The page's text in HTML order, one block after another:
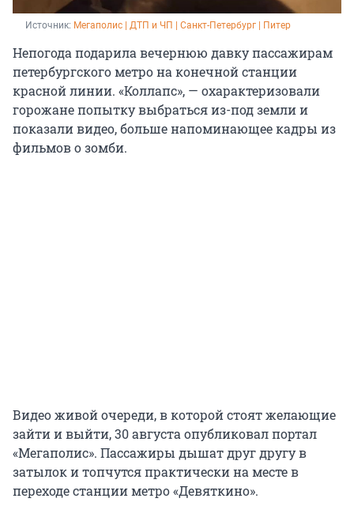
Источник: Мегаполис | ДТП и ЧП | Санкт-Петербург | Питер
Непогода подарила вечернюю давку пассажирам
петербургского метро на конечной станции
красной линии. «Коллапс», — охарактеризовали
горожане попытку выбраться из-под земли и
показали видео, больше напоминающее кадры из
фильмов о зомби.
Видео живой очереди, в которой стоят желающие
зайти и выйти, 30 августа опубликовал портал
«Мегаполис». Пассажиры дышат друг другу в
затылок и топчутся практически на месте в
переходе станции метро «Девяткино».